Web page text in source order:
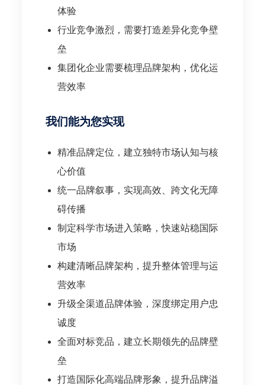
体验
行业竞争激烈，需要打造差异化竞争壁
垒
集团化企业需要梳理品牌架构，优化运
营效率
我们能为您实现
精准品牌定位，建立独特市场认知与核
心价值
统一品牌叙事，实现高效、跨文化无障
碍传播
制定科学市场进入策略，快速站稳国际
市场
构建清晰品牌架构，提升整体管理与运
营效率
升级全渠道品牌体验，深度绑定用户忠
诚度
全面对标竞品，建立长期领先的品牌壁
垒
打造国际化高端品牌形象，提升品牌溢